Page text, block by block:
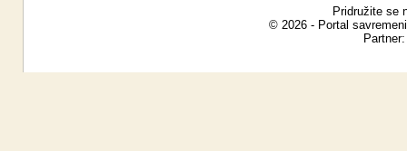
Pridružite se
© 2026 - Portal